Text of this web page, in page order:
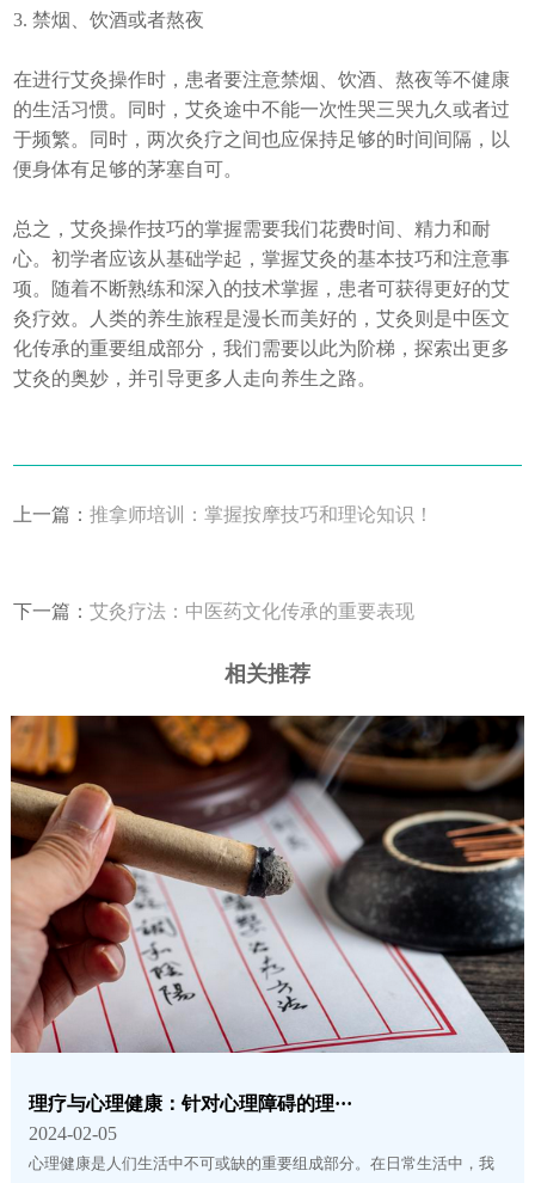
3. 禁烟、饮酒或者熬夜
在进行艾灸操作时，患者要注意禁烟、饮酒、熬夜等不健康
的生活习惯。同时，艾灸途中不能一次性哭三哭九久或者过
于频繁。同时，两次灸疗之间也应保持足够的时间间隔，以
便身体有足够的茅塞自可。
总之，艾灸操作技巧的掌握需要我们花费时间、精力和耐
心。初学者应该从基础学起，掌握艾灸的基本技巧和注意事
项。随着不断熟练和深入的技术掌握，患者可获得更好的艾
灸疗效。人类的养生旅程是漫长而美好的，艾灸则是中医文
化传承的重要组成部分，我们需要以此为阶梯，探索出更多
艾灸的奥妙，并引导更多人走向养生之路。
上一篇：推拿师培训：掌握按摩技巧和理论知识！
下一篇：艾灸疗法：中医药文化传承的重要表现
相关推荐
理疗与心理健康：针对心理障碍的理···
2024-02-05
心理健康是人们生活中不可或缺的重要组成部分。在日常生活中，我